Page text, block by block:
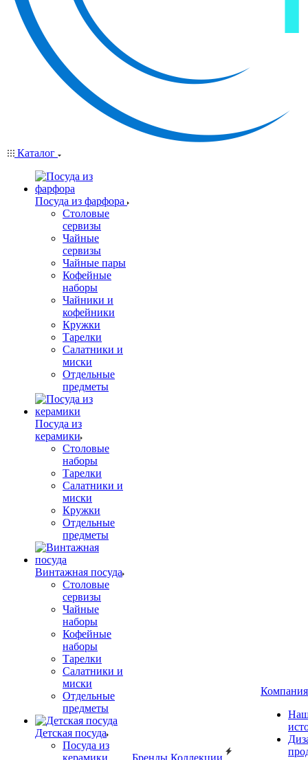
Каталог
Посуда из фарфора
Столовые
сервизы
Чайные
сервизы
Чайные пары
Кофейные
наборы
Чайники и
кофейники
Кружки
Тарелки
Салатники и
миски
Отдельные
предметы
Посуда из
керамики
Столовые
наборы
Тарелки
Салатники и
миски
Кружки
Отдельные
предметы
Винтажная посуда
Столовые
сервизы
Чайные
наборы
Кофейные
наборы
Тарелки
Салатники и
миски
Отдельные
предметы
Детская посуда
Посуда из
керамики
Бренды Коллекции
Компания